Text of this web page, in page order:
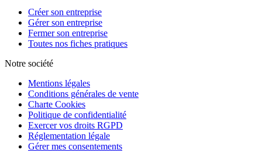
Créer son entreprise
Gérer son entreprise
Fermer son entreprise
Toutes nos fiches pratiques
Notre société
Mentions légales
Conditions générales de vente
Charte Cookies
Politique de confidentialité
Exercer vos droits RGPD
Réglementation légale
Gérer mes consentements